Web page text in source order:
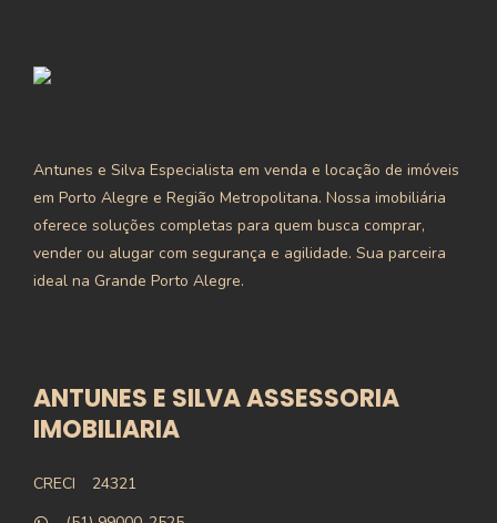
Antunes e Silva Especialista em venda e locação de imóveis
em Porto Alegre e Região Metropolitana. Nossa imobiliária
oferece soluções completas para quem busca comprar,
vender ou alugar com segurança e agilidade. Sua parceira
ideal na Grande Porto Alegre.
ANTUNES E SILVA ASSESSORIA
IMOBILIARIA
CRECI
24321